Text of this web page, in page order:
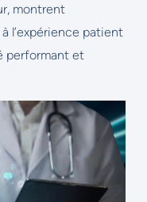
montrent
l’expérience patient
performant et